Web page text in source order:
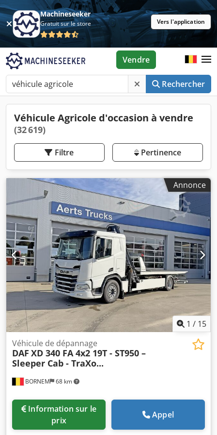
Machineseeker
Gratuit sur le store Vers l'application
Rechercher
Vendre
Véhicule Agricole d'occasion à vendre
(32 619)
Filtre Pertinence
Annonce
1 / 15
BORNEM 68 km
Véhicule de dépannage
DAF XD 340 FA 4x2 19T - ST950 –
Sleeper Cab - TraXo...
prix
Appel